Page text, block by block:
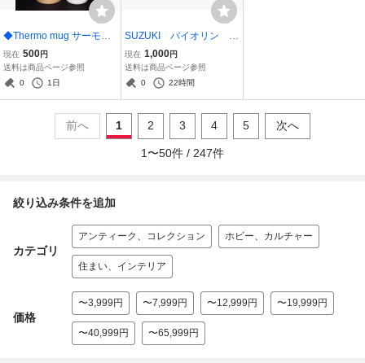
◆Thermo mug サーモマ
グ UMBRELLA BOTTLE
アンブレラボトル 270ml
マイボトル
現在 500円
送料は商品ページ参照
0
1日
SUZUKI バイオリン N
AGOYA No.220 1/8 1
978 ハードケース、弓付
き
現在 1,000円
送料は商品ページ参照
0
22時間
前へ 1 2 3 4 5 次へ
1 〜50件 / 247件
絞り込み条件を追加
カテゴリ
アンティーク、コレクション ホビー、カルチャー
住まい、インテリア
価格
〜3,999円 〜7,999円 〜12,999円 〜19,999円
〜40,999円 〜65,999円